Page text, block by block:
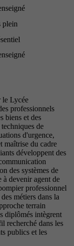
plein
le Lycée
professionnels
biens et des
de
d'urgence,
maîtrise du cadre
développent des
des systèmes de
à devenir agent de
professionnel
métiers dans la
terrain
diplômés intègrent
recherché dans les
publics et les